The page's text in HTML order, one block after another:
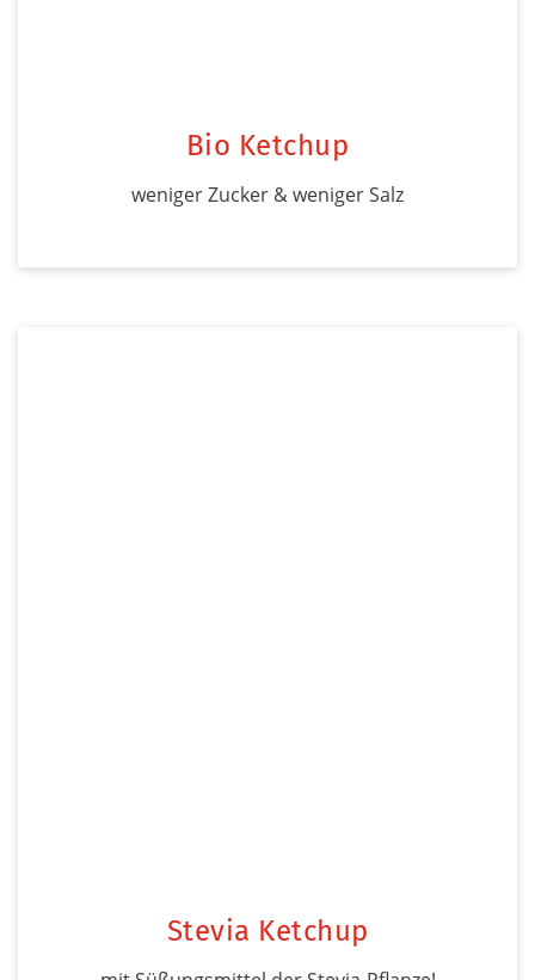
Bio Ketchup
weniger Zucker & weniger Salz
Stevia Ketchup